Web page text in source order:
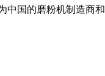
国的磨粉机制造